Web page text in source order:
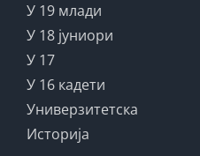
У 19 млади
У 18 јуниори
У 17
У 16 кадети
Универзитетска
Историја